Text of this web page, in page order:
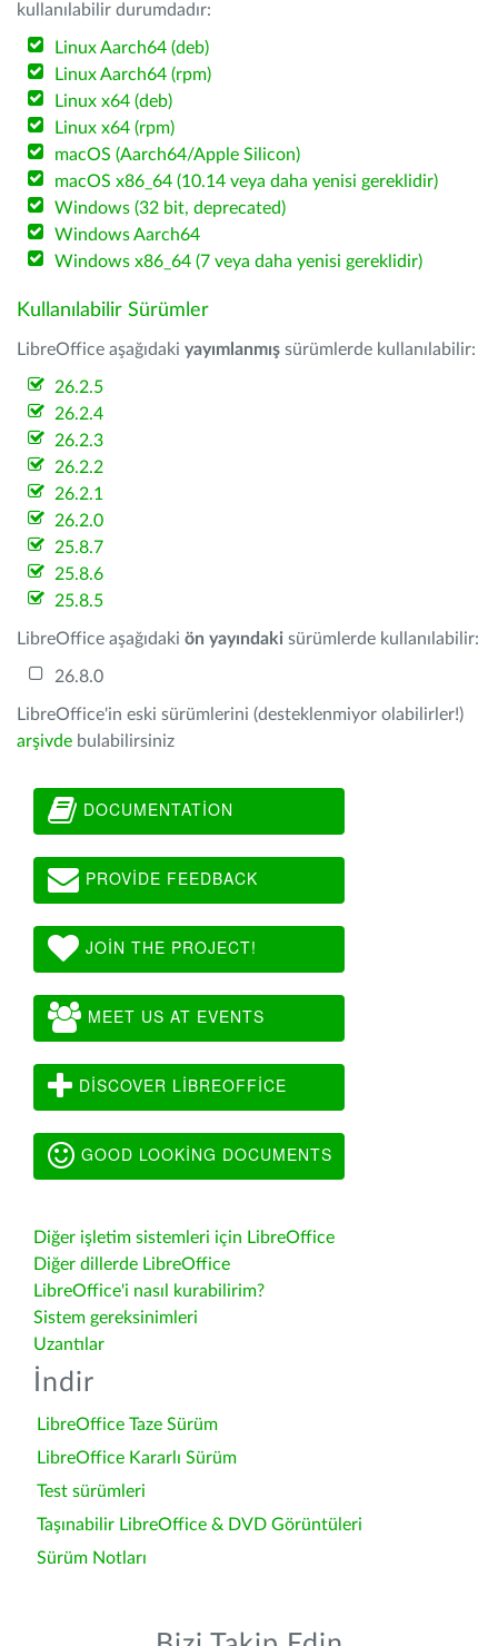
kullanılabilir durumdadır:
Linux Aarch64 (deb)
Linux Aarch64 (rpm)
Linux x64 (deb)
Linux x64 (rpm)
macOS (Aarch64/Apple Silicon)
macOS x86_64 (10.14 veya daha yenisi gereklidir)
Windows (32 bit, deprecated)
Windows Aarch64
Windows x86_64 (7 veya daha yenisi gereklidir)
Kullanılabilir Sürümler
LibreOffice aşağıdaki yayımlanmış sürümlerde kullanılabilir:
26.2.5
26.2.4
26.2.3
26.2.2
26.2.1
26.2.0
25.8.7
25.8.6
25.8.5
LibreOffice aşağıdaki ön yayındaki sürümlerde kullanılabilir:
26.8.0
LibreOffice'in eski sürümlerini (desteklenmiyor olabilirler!)
arşivde bulabilirsiniz
DOCUMENTATION
PROVIDE FEEDBACK
JOIN THE PROJECT!
MEET US AT EVENTS
DISCOVER LIBREOFFICE
GOOD LOOKING DOCUMENTS
Diğer işletim sistemleri için LibreOffice
Diğer dillerde LibreOffice
LibreOffice'i nasıl kurabilirim?
Sistem gereksinimleri
Uzantılar
İndir
LibreOffice Taze Sürüm
LibreOffice Kararlı Sürüm
Test sürümleri
Taşınabilir LibreOffice & DVD Görüntüleri
Sürüm Notları